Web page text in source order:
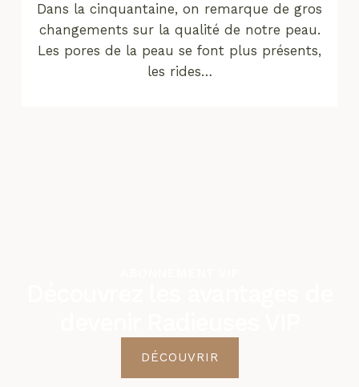
Dans la cinquantaine, on remarque de gros
changements sur la qualité de notre peau.
Les pores de la peau se font plus présents,
les rides…
DÉCOUVRIR